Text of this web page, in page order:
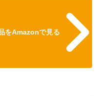
をAmazonで見る